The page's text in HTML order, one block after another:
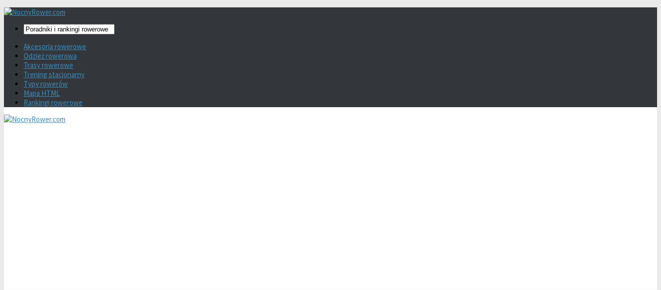
Akcesoria rowerowe
Odzież rowerowa
Trasy rowerowe
Trening stacjonarny
Typy rowerów
Mapa HTML
Rankingi rowerowe